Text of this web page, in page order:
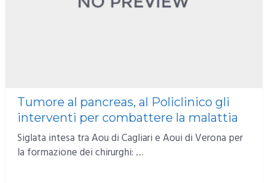
Tumore al pancreas, al Policlinico gli
interventi per combattere la malattia
Siglata intesa tra Aou di Cagliari e Aoui di Verona per
la formazione dei chirurghi: …